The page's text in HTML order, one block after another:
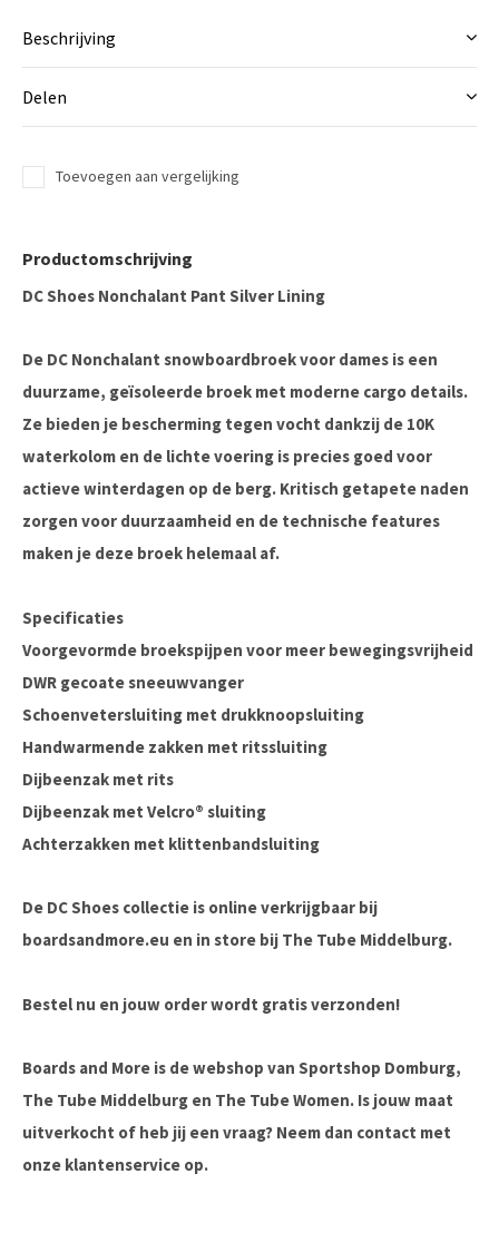
Beschrijving
Delen
Toevoegen aan vergelijking
Productomschrijving
DC Shoes Nonchalant Pant Silver Lining
De DC Nonchalant snowboardbroek voor dames is een
duurzame, geïsoleerde broek met moderne cargo details.
Ze bieden je bescherming tegen vocht dankzij de 10K
waterkolom en de lichte voering is precies goed voor
actieve winterdagen op de berg. Kritisch getapete naden
zorgen voor duurzaamheid en de technische features
maken je deze broek helemaal af.
Specificaties
Voorgevormde broekspijpen voor meer bewegingsvrijheid
DWR gecoate sneeuwvanger
Schoenvetersluiting met drukknoopsluiting
Handwarmende zakken met ritssluiting
Dijbeenzak met rits
Dijbeenzak met Velcro® sluiting
Achterzakken met klittenbandsluiting
De DC Shoes collectie is online verkrijgbaar bij
boardsandmore.eu en in store bij The Tube Middelburg.
Bestel nu en jouw order wordt gratis verzonden!
Boards and More is de webshop van Sportshop Domburg,
The Tube Middelburg en The Tube Women. Is jouw maat
uitverkocht of heb jij een vraag? Neem dan contact met
onze klantenservice op.